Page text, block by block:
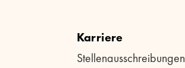
Karriere
Stellenausschreibungen